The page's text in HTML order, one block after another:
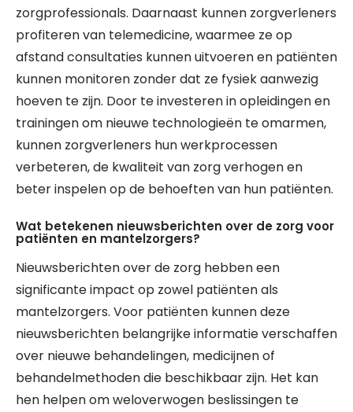
zorgprofessionals. Daarnaast kunnen zorgverleners
profiteren van telemedicine, waarmee ze op
afstand consultaties kunnen uitvoeren en patiënten
kunnen monitoren zonder dat ze fysiek aanwezig
hoeven te zijn. Door te investeren in opleidingen en
trainingen om nieuwe technologieën te omarmen,
kunnen zorgverleners hun werkprocessen
verbeteren, de kwaliteit van zorg verhogen en
beter inspelen op de behoeften van hun patiënten.
Wat betekenen nieuwsberichten over de zorg voor
patiënten en mantelzorgers?
Nieuwsberichten over de zorg hebben een
significante impact op zowel patiënten als
mantelzorgers. Voor patiënten kunnen deze
nieuwsberichten belangrijke informatie verschaffen
over nieuwe behandelingen, medicijnen of
behandelmethoden die beschikbaar zijn. Het kan
hen helpen om weloverwogen beslissingen te